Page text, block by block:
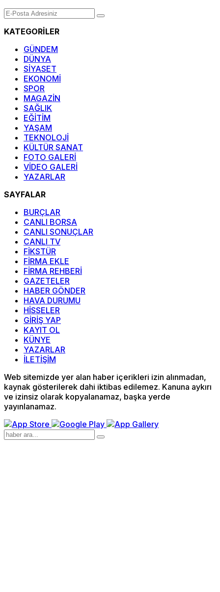
KATEGORİLER
GÜNDEM
DÜNYA
SİYASET
EKONOMİ
SPOR
MAGAZİN
SAĞLIK
EĞİTİM
YAŞAM
TEKNOLOJİ
KÜLTÜR SANAT
FOTO GALERİ
VİDEO GALERİ
YAZARLAR
SAYFALAR
BURÇLAR
CANLI BORSA
CANLI SONUÇLAR
CANLI TV
FİKSTÜR
FİRMA EKLE
FİRMA REHBERİ
GAZETELER
HABER GÖNDER
HAVA DURUMU
HİSSELER
GİRİŞ YAP
KAYIT OL
KÜNYE
YAZARLAR
İLETİŞİM
Web sitemizde yer alan haber içerikleri izin alınmadan,
kaynak gösterilerek dahi iktibas edilemez. Kanuna aykırı
ve izinsiz olarak kopyalanamaz, başka yerde
yayınlanamaz.